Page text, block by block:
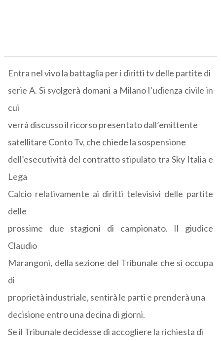
Entra nel vivo la battaglia per i diritti tv delle partite di
serie A. Si svolgerà domani a Milano l’udienza civile in
cui
verrà discusso il ricorso presentato dall’emittente
satellitare Conto Tv, che chiede la sospensione
dell’esecutività del contratto stipulato tra Sky Italia e
Lega
Calcio relativamente ai diritti televisivi delle partite
delle
prossime due stagioni di campionato. Il giudice
Claudio
Marangoni, della sezione del Tribunale che si occupa
di
proprietà industriale, sentirà le parti e prenderà una
decisione entro una decina di giorni.
Se il Tribunale decidesse di accogliere la richiesta di